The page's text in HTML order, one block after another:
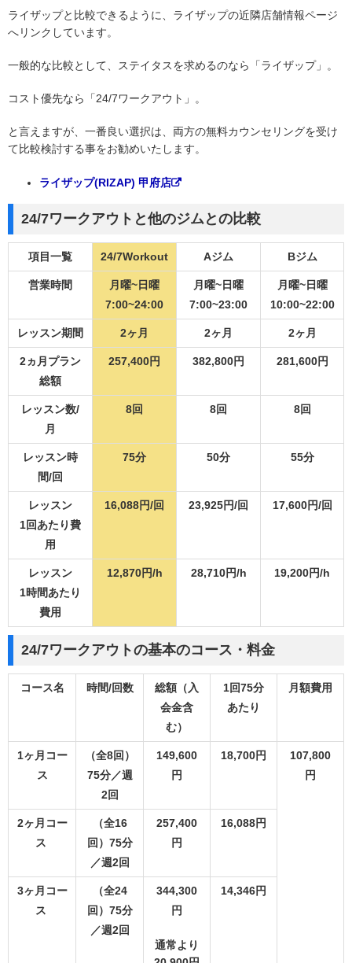
ライザップと比較できるように、ライザップの近隣店舗情報ページ
へリンクしています。
一般的な比較として、ステイタスを求めるのなら「ライザップ」。
コスト優先なら「24/7ワークアウト」。
と言えますが、一番良い選択は、両方の無料カウンセリングを受け
て比較検討する事をお勧めいたします。
ライザップ(RIZAP) 甲府店
24/7ワークアウトと他のジムとの比較
項目一覧 24/7Workout Aジム Bジム
営業時間
月曜~日曜
7:00~24:00
月曜~日曜
7:00~23:00
月曜~日曜
10:00~22:00
レッスン期間 2ヶ月 2ヶ月 2ヶ月
2ヵ月プラン
総額
257,400円 382,800円 281,600円
レッスン数/
月
8回 8回 8回
レッスン時
間/回
75分 50分 55分
レッスン
1回あたり費
用
16,088円/回 23,925円/回 17,600円/回
レッスン
1時間あたり
費用
12,870円/h 28,710円/h 19,200円/h
24/7ワークアウトの基本のコース・料金
コース名 時間/回数
総額（入
会金含
む）
1回75分
あたり
月額費用
1ヶ月コー
ス
（全8回）
75分／週
2回
149,600
円
18,700円
107,800
円
2ヶ月コー
ス
（全16
回）75分
／週2回
257,400
円
16,088円
3ヶ月コー
ス
（全24
回）75分
／週2回
344,300
円
通常より
14,346円